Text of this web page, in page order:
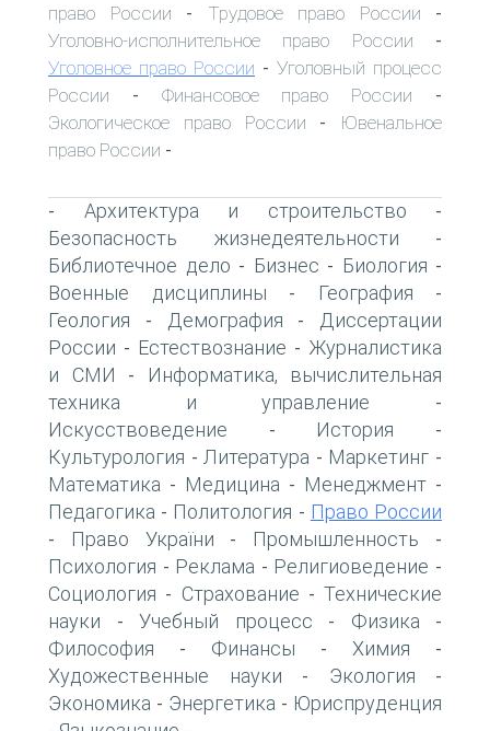
право России - Трудовое право России -
Уголовно-исполнительное право России -
Уголовное право России - Уголовный процесс
России - Финансовое право России -
Экологическое право России -
Ювенальное
право России -
- Архитектура и строительство -
Безопасность жизнедеятельности -
Библиотечное дело - Бизнес - Биология -
Военные дисциплины - География -
Геология - Демография -
Диссертации
России - Естествознание - Журналистика
и СМИ -
Информатика, вычислительная
техника и управление -
Искусствоведение - История -
Культурология - Литература - Маркетинг -
Математика - Медицина - Менеджмент -
Педагогика - Политология - Право России
- Право України - Промышленность -
Психология - Реклама - Религиоведение -
Социология - Страхование - Технические
науки - Учебный процесс - Физика -
Философия - Финансы - Химия -
Художественные науки - Экология -
Экономика - Энергетика - Юриспруденция